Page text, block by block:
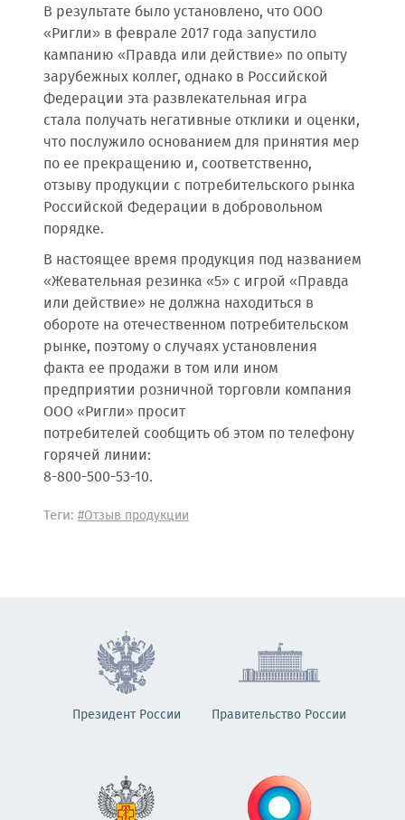
В результате было установлено, что ООО
«Ригли» в феврале 2017 года запустило
кампанию «Правда или действие» по опыту
зарубежных коллег, однако в Российской
Федерации эта развлекательная игра
стала получать негативные отклики и оценки,
что послужило основанием для принятия мер
по ее прекращению и, соответственно,
отзыву продукции с потребительского рынка
Российской Федерации в добровольном
порядке.
В настоящее время продукция под названием
«Жевательная резинка «5» с игрой «Правда
или действие» не должна находиться в
обороте на отечественном потребительском
рынке, поэтому о случаях установления
факта ее продажи в том или ином
предприятии розничной торговли компания
ООО «Ригли» просит
потребителей сообщить об этом по телефону
горячей линии:
8-800-500-53-10.
Теги: #Отзыв продукции
Президент России Правительство России